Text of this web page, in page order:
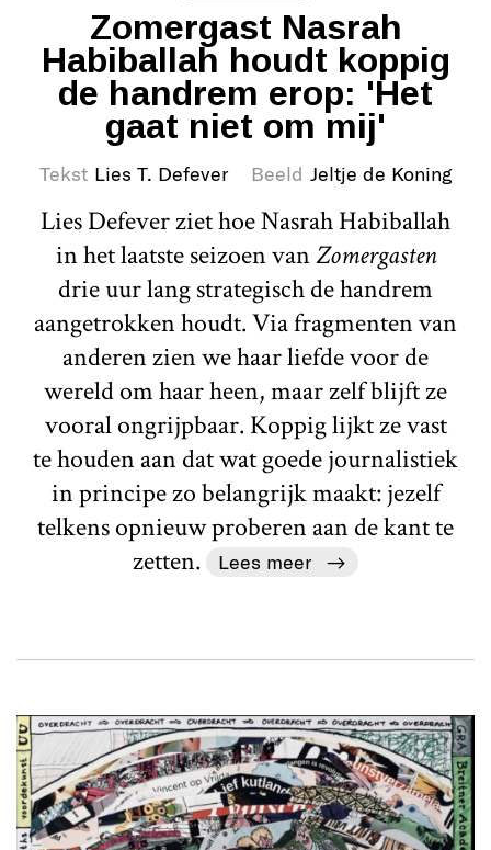
Zomergast Nasrah
Habiballah houdt koppig
de handrem erop: 'Het
gaat niet om mij'
Tekst Lies T. Defever Beeld Jeltje de Koning
Lies Defever ziet hoe Nasrah Habiballah
in het laatste seizoen vanZomergasten
drie uur lang strategisch de handrem
aangetrokken houdt. Via fragmenten van
anderen zien we haar liefde voor de
wereld om haar heen, maar zelf blijft ze
vooral ongrijpbaar. Koppig lijkt ze vast
te houden aan dat wat goede journalistiek
in principe zo belangrijk maakt: jezelf
telkens opnieuw proberen aan de kant te
zetten.
Lees meer